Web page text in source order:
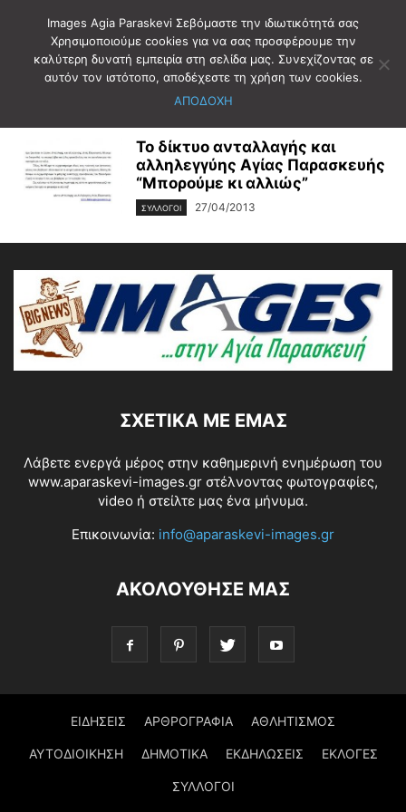
Αρχική Ετικέτες ΔΙΚΤΥΟ ΑΝΤΑΛΛΑΓΗΣ
ΔΙΚΤΥΟ ΑΝΤΑΛΛΑΓΗΣ
Το δίκτυο ανταλλαγής και
αλληλεγγύης Αγίας Παρασκευής
“Μπορούμε κι αλλιώς”
ΣΥΛΛΟΓΟΙ 27/04/2013
ΣΧΕΤΙΚΆ ΜΕ ΕΜΆΣ
Λάβετε ενεργά μέρος στην καθημερινή ενημέρωση του
www.aparaskevi-images.gr στέλνοντας φωτογραφίες,
video ή στείλτε μας ένα μήνυμα.
Επικοινωνία: info@aparaskevi-images.gr
ΑΚΟΛΟΥΘΗΣΕ ΜΑΣ
ΕΙΔΗΣΕΙΣ ΑΡΘΡΟΓΡΑΦΙΑ ΑΘΛΗΤΙΣΜΟΣ
ΑΥΤΟΔΙΟΙΚΗΣΗ ΔΗΜΟΤΙΚΑ ΕΚΔΗΛΩΣΕΙΣ ΕΚΛΟΓΕΣ
ΣΥΛΛΟΓΟΙ
Images Agia Paraskevi Σεβόμαστε την ιδιωτικότητά σας
Χρησιμοποιούμε cookies για να σας προσφέρουμε την
καλύτερη δυνατή εμπειρία στη σελίδα μας. Συνεχίζοντας σε
αυτόν τον ιστότοπο, αποδέχεστε τη χρήση των cookies.
ΑΠΟΔΟΧΗ